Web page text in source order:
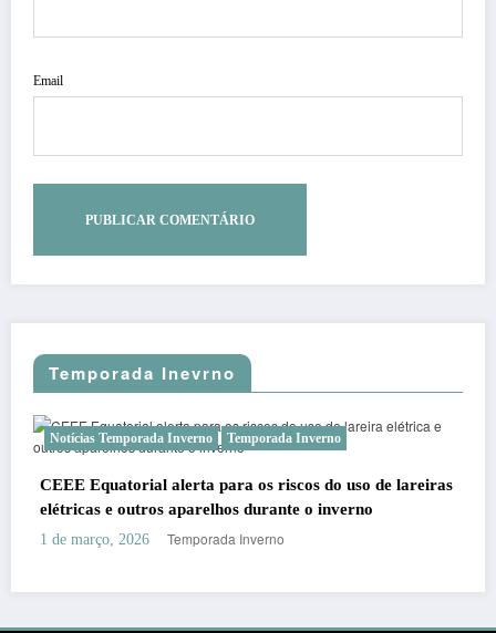
Email
Temporada Inevrno
Notícias Temporada Inverno Temporada Inverno
CEEE Equatorial alerta para os riscos do uso de lareiras
elétricas e outros aparelhos durante o inverno
1 de março, 2026 Temporada Inverno